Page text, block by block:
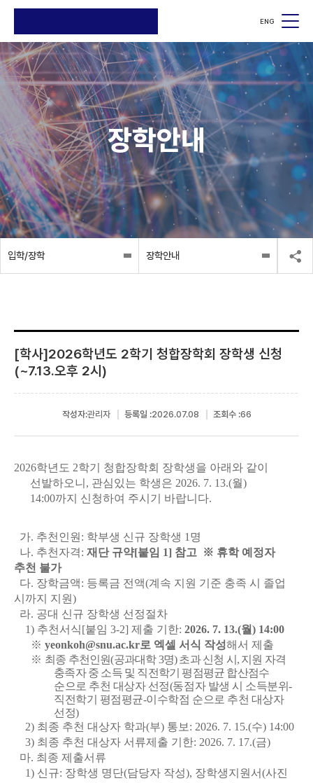
ENG
검색
검색
장학안내
입학/장학 장학안내
[학사]2026학년도 2학기 청합장학회 장학생 신청
(~7.13.오후 2시)
작성자:관리자 등록일 :2026.07.08 조회수 :66
2026학년도 2학기 청합장학회 장학생을 아래와 같이
선발하오니, 관심있는 학생은 2026. 7. 13.(월)
14:00까지 신청하여 주시기 바랍니다.
가. 추천인원: 학부생 신규 장학생 1명
나. 추천자격: 재단 규약[붙임 1] 참고
※ 휴학 예정자
추천 불가
다. 장학금액: 등록금 전액(계속 지원 기준 충족 시 졸업
시까지 지원)
라. 공대 신규 장학생 선정절차
1) 추천서식[붙임 3-2] 제출 기한: 2026. 7. 13.(월) 14:00
※ yeonkoh@snu.ac.kr로 엑셀 서식 작성해서 제출
※ 최종 추천인원(공과대학 3명) 초과 신청 시, 지원 자격
충족자 중 소득 및 직전학기 평점평균 합산점수
순으로 추천 대상자 선정(동점자 발생 시 소득분위-
직전학기 평점평균-이수학점 순으로 추천 대상자
선정)
2) 최종 추천 대상자 학과(부) 통보: 2026. 7. 15.(수) 14:00
3) 최종 추천 대상자 서류제출 기한: 2026. 7. 17.(금)
마. 최종 제출서류
1) 신규: 장학생 명단(담당자 작성), 장학생지원서(사진